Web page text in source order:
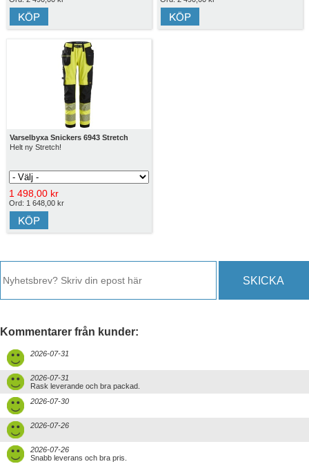
Varselbyxa Snickers 6943 Stretch
Helt ny Stretch!
1 498,00 kr
Ord: 1 648,00 kr
SKICKA
Kommentarer från kunder:
2026-07-31
2026-07-31
Rask leverande och bra packad.
2026-07-30
2026-07-26
2026-07-26
Snabb leverans och bra pris.